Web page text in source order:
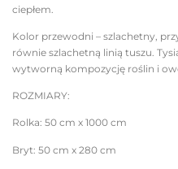
ciepłem.
Kolor przewodni – szlachetny,
równie szlachetną linią tuszu.
wytworną kompozycję roślin i
ROZMIARY:
Rolka: 50 cm x 1000 cm
Bryt: 50 cm x 280 cm